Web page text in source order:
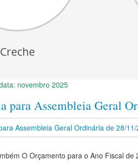
Creche
novembro 2025
para Assembleia Geral
O Orçamento para o Ano Fiscal